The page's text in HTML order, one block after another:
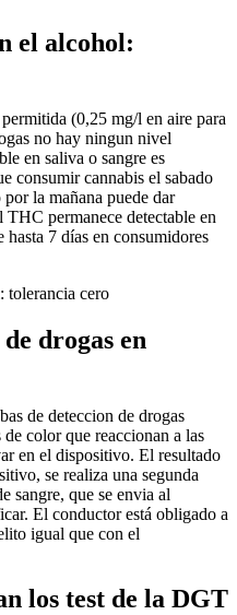
el alcohol:
(0,25 mg/l en aire para
no hay ningun nivel
en saliva o sangre es
consumir cannabis el sabado
la mañana puede dar
permanece detectable en
hasta 7 días en consumidores
drogas en
de deteccion de drogas
color que reaccionan a las
en el dispositivo. El resultado
se realiza una segunda
sangre, que se envia al
El conductor está obligado a
igual que con el
los test de la DGT